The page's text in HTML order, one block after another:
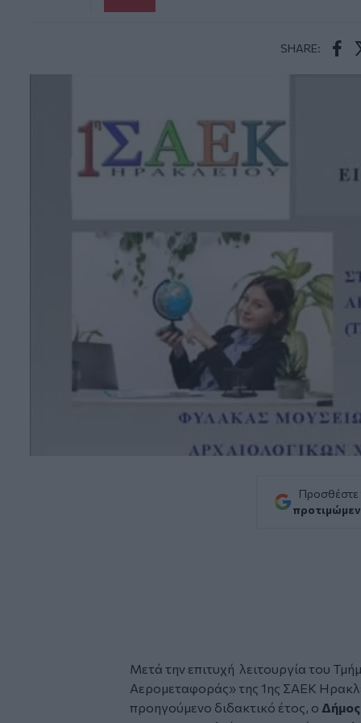
SHARE:
Μετά την επιτυχή λειτουργία του
Αερομεταφοράς» της 1ης ΣΑΕΚ
προηγούμενο διδακτικό έτος, ο